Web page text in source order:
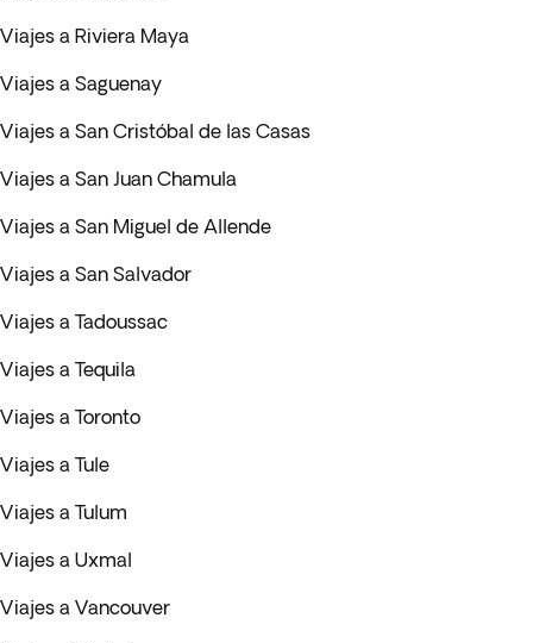
Viajes a Riviera Maya
Viajes a Saguenay
Viajes a San Cristóbal de las Casas
Viajes a San Juan Chamula
Viajes a San Miguel de Allende
Viajes a San Salvador
Viajes a Tadoussac
Viajes a Tequila
Viajes a Toronto
Viajes a Tule
Viajes a Tulum
Viajes a Uxmal
Viajes a Vancouver